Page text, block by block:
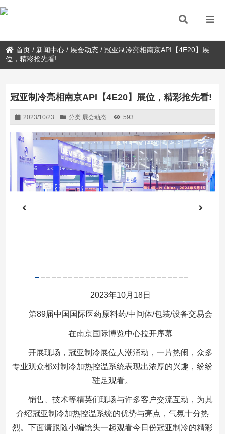
首页 / 新闻中心 / 展会动态 /冠亚制冷亮相南京API【4E20】展
位，精彩抢先看!
冠亚制冷亮相南京API【4E20】展位，精彩抢先看!
2023/10/23 分类:展会动态 593
2023年10月18日
第89届中国国际医药原料药/中间体/包装/设备交易会
在南京国际博览中心拉开序幕
开展现场，冠亚制冷展位人潮涌动，一片热闹，众多
专业观众都对制冷加热控温系统表现出浓厚的兴趣，纷纷
驻足观看。
销售、技术等精英们现场与许多客户交流互动，为其
介绍冠亚制冷加热控温系统的优势与亮点，气氛十分热
烈。下面请跟随小编镜头一起观看今日份冠亚制冷的精彩